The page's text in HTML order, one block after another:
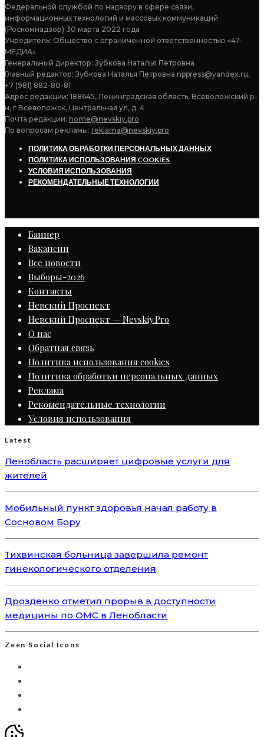
Федеральной службой по надзору в сфере связи,
информационных технологий и массовых коммуникаций
(Роскомнадзор) 30 марта 2022 года
Учредитель: Общество с ограниченной ответственностью «47-
МЕДИА»
Генеральный директор: Зубкова Наталья Петровна
Главный редактор: Зубкова Наталья Петровна nppress@yandex.ru,
+7 (981) 882-80-81
Адрес редакции: 188645, Ленинградская область, Всеволожский р-
н, г Всеволожск, Центральная ул, д. 4
Почта редакции: home@nevskiy.pro
По вопросам рекламы: reklama@nevskiy.pro
ПОЛИТИКА ОБРАБОТКИ ПЕРСОНАЛЬНЫХ ДАННЫХ
ПОЛИТИКА ИСПОЛЬЗОВАНИЯ COOKIES
УСЛОВИЯ ИСПОЛЬЗОВАНИЯ
РЕКОМЕНДАТЕЛЬНЫЕ ТЕХНОЛОГИИ
Баннер
Вакансии
Все новости
Выборы-2026
Контакты
Невский Проспект
Невский Проспект — Nevskiy.Pro
О нас
Обратная связь
Политика использования cookies
Политика обработки персональных данных
Реклама
Рекомендательные технологии
Условия использования
Latest
Ленобласть расширяет цифровые услуги для
жителей
Мобильный пункт здоровья начал работу в
Сосновом Бору
Тихвинская больница завершила ремонт
гинекологического отделения
Дрозденко отметил прорыв в доступности
медицины по ОМС в Ленобласти
Zeen Social Icons